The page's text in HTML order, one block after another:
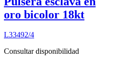
oro bicolor 18kt
L33492/4
Consultar disponibilidad